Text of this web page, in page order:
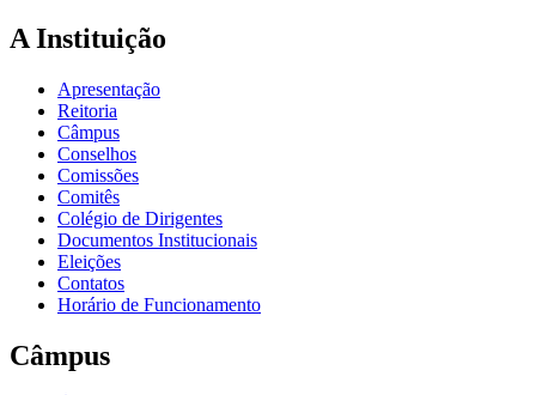
A Instituição
Apresentação
Reitoria
Câmpus
Conselhos
Comissões
Comitês
Colégio de Dirigentes
Documentos Institucionais
Eleições
Contatos
Horário de Funcionamento
Câmpus